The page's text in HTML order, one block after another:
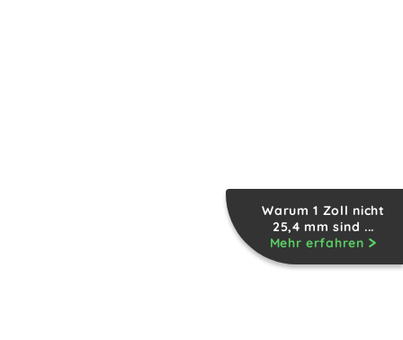
Warum 1 Zoll nicht
25,4 mm sind ...
Mehr erfahren